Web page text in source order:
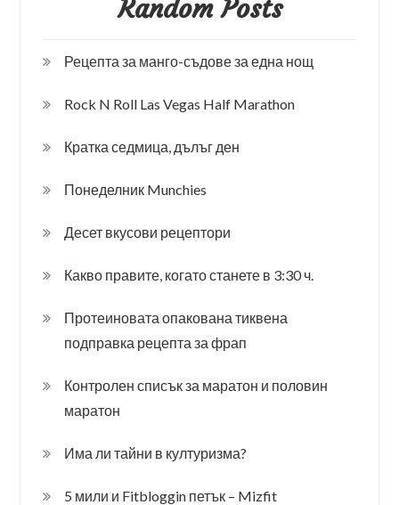
Random Posts
Рецепта за манго-съдове за една нощ
Rock N Roll Las Vegas Half Marathon
Кратка седмица, дълъг ден
Понеделник Munchies
Десет вкусови рецептори
Какво правите, когато станете в 3:30 ч.
Протеиновата опакована тиквена
подправка рецепта за фрап
Контролен списък за маратон и половин
маратон
Има ли тайни в културизма?
5 мили и Fitbloggin петък – Mizfit